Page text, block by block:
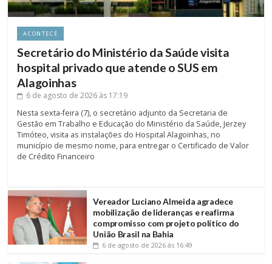
ACONTECE
Secretário do Ministério da Saúde visita
hospital privado que atende o SUS em
Alagoinhas
6 de agosto de 2026 às 17:19
Nesta sexta-feira (7), o secretário adjunto da Secretaria de
Gestão em Trabalho e Educação do Ministério da Saúde, Jerzey
Timóteo, visita as instalações do Hospital Alagoinhas, no
município de mesmo nome, para entregar o Certificado de Valor
de Crédito Financeiro
Vereador Luciano Almeida agradece
mobilização de lideranças e reafirma
compromisso com projeto político do
União Brasil na Bahia
6 de agosto de 2026 às 16:49